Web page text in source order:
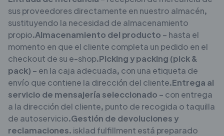
sus proveedores directamente en nuestro almacén,
sustituyendo la necesidad de almacenamiento
propio.Almacenamiento del producto – hasta el
momento en que el cliente completa un pedido en el
checkout de su e-shop.Picking y packing (pick &
pack) – en la caja adecuada, con una etiqueta de
envío que contiene la dirección del cliente.Entrega al
servicio de mensajería seleccionado – con entrega
a la dirección del cliente, punto de recogida o taquilla
de autoservicio.Gestión de devoluciones y
reclamaciones. isklad fulfillment está preparado